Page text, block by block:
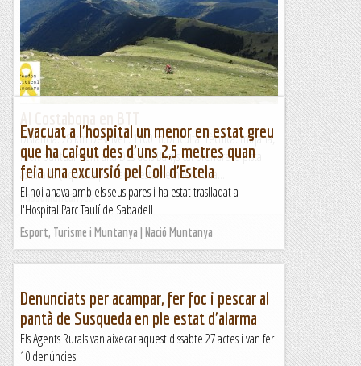
Distància: 28 km.Desnivell: 1100 m.Dificultat tècnica: mitjana,
molt puntualment alta.Des dels Banys cal prendre la pista
asfaltada (aquesta part ens l'estalviem fent una...
Passamuntanyes
Evacuat a l'hospital un menor en estat greu
que ha caigut des d'uns 2,5 metres quan
feia una excursió pel Coll d'Estela
El noi anava amb els seus pares i ha estat traslladat a
l'Hospital Parc Taulí de Sabadell
Esport, Turisme i Muntanya | Nació Muntanya
Denunciats per acampar, fer foc i pescar al
pantà de Susqueda en ple estat d'alarma
Els Agents Rurals van aixecar aquest dissabte 27 actes i van fer
10 denúncies